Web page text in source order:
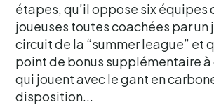
étapes, qu’il oppose six équipes
joueuses toutes coachées par un
circuit de la “summer league” et
point de bonus supplémentaire
qui jouent avec le gant en
disposition...